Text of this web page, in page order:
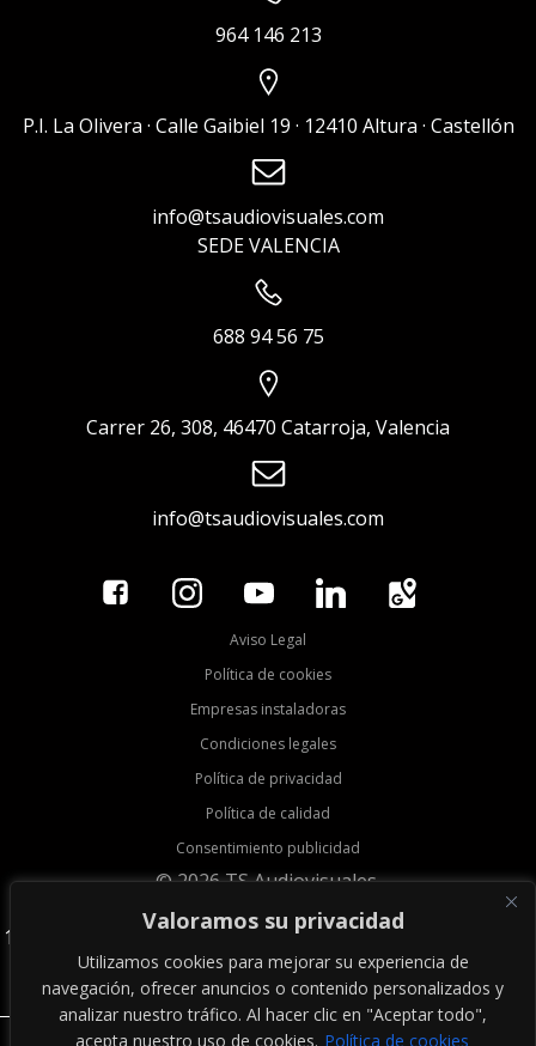
Valoramos su privacidad
Utilizamos cookies para mejorar su experiencia de
navegación, ofrecer anuncios o contenido personalizados y
analizar nuestro tráfico. Al hacer clic en "Aceptar todo",
acepta nuestro uso de cookies. Política de cookies
964 146 213
P.I. La Olivera · Calle Gaibiel 19 · 12410 Altura · Castellón
info@tsaudiovisuales.com
SEDE VALENCIA
688 94 56 75
Carrer 26, 308, 46470 Catarroja, Valencia
info@tsaudiovisuales.com
Aviso Legal
Política de cookies
Empresas instaladoras
Condiciones legales
Política de privacidad
Política de calidad
Consentimiento publicidad
© 2026 TS Audiovisuales.
113004
▼